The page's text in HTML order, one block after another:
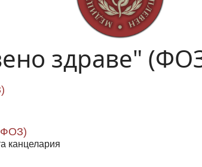
здраве"
канцелария